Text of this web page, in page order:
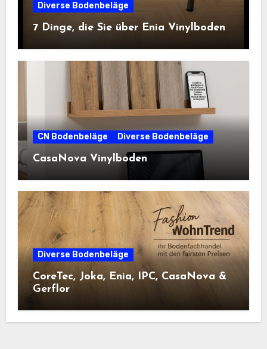
Diverse Bodenbeläge
7 Dinge, die Sie über Enia Vinylboden
CN Bodenbeläge Diverse Bodenbeläge
CasaNova Vinylboden
Diverse Bodenbeläge
CoreTec, Joka, Enia, IPC, CasaNova &
Gerflor